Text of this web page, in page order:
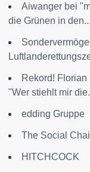
Aiwanger bei
die Grünen in den...
Rekord!
"Wer stiehlt mir
edding Gruppe
The Social
HITCHCOCK